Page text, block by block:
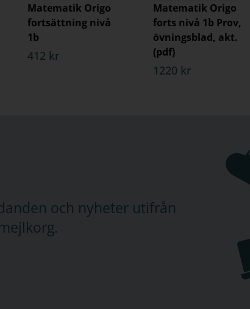
Matematik Origo
fortsättning nivå
1b
412 kr
Matematik Origo
forts nivå 1b Prov,
övningsblad, akt.
(pdf)
1220 kr
och nyheter utifrån